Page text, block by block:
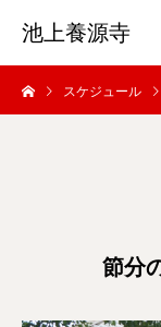
池上養源寺
スケジュール
節分